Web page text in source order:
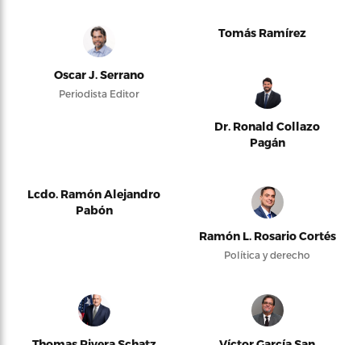
Oscar J. Serrano
Periodista Editor
Tomás Ramírez
Dr. Ronald Collazo
Pagán
Lcdo. Ramón Alejandro
Pabón
Ramón L. Rosario Cortés
Política y derecho